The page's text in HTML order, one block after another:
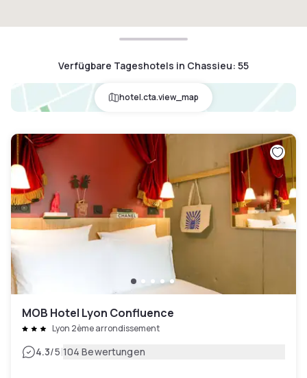
Verfügbare Tageshotels in Chassieu: 55
hotel.cta.view_map
MOB Hotel Lyon Confluence
Lyon 2ème arrondissement
4.3/5|104 Bewertungen